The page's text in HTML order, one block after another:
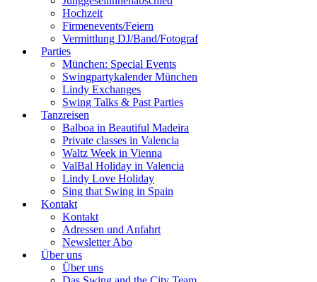
Hochzeit
Firmenevents/Feiern
Vermittlung DJ/Band/Fotograf
Parties
München: Special Events
Swingpartykalender München
Lindy Exchanges
Swing Talks & Past Parties
Tanzreisen
Balboa in Beautiful Madeira
Private classes in Valencia
Waltz Week in Vienna
ValBal Holiday in Valencia
Lindy Love Holiday
Sing that Swing in Spain
Kontakt
Kontakt
Adressen und Anfahrt
Newsletter Abo
Über uns
Über uns